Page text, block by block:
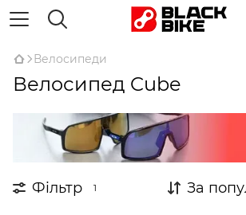
Велосипеди
Велосипед Cube
Фільтр 1 За